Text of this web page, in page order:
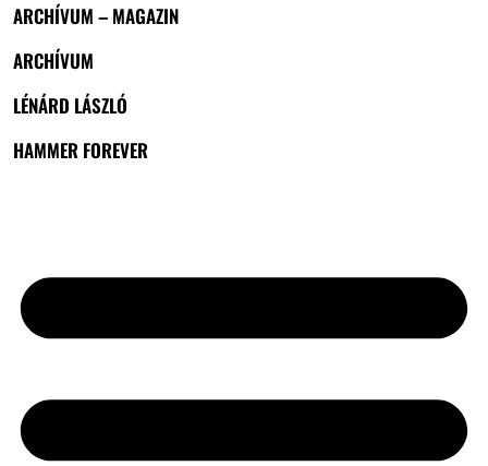
ARCHÍVUM – MAGAZIN
ARCHÍVUM
LÉNÁRD LÁSZLÓ
HAMMER FOREVER